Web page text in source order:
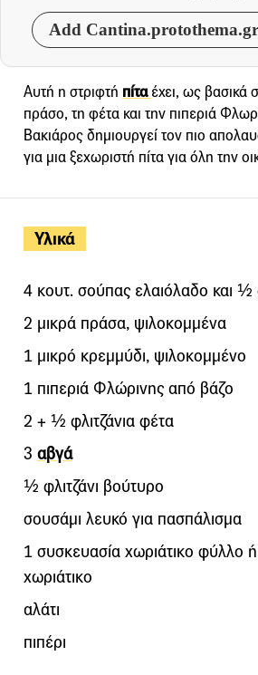
Add
Υλικά
4 κουτ. σούπας ελαιόλαδο και ½
2 μικρά πράσα, ψιλοκομμένα
1 μικρό κρεμμύδι, ψιλοκομμένο
1 πιπεριά Φλώρινης από βάζο
2 + ½ φλιτζάνια φέτα
3 αβγά
½ φλιτζάνι βούτυρο
σουσάμι λευκό για πασπάλισμα
1 συσκευασία χωριάτικο φύλλο ή
χωριάτικο
αλάτι
πιπέρι
Αυτή η στριφτή πίτα έχει, ως βασικά
πράσο, τη φέτα και την πιπεριά
Βακιάρος δημιουργεί τον πιο
για μια ξεχωριστή πίτα για όλη την